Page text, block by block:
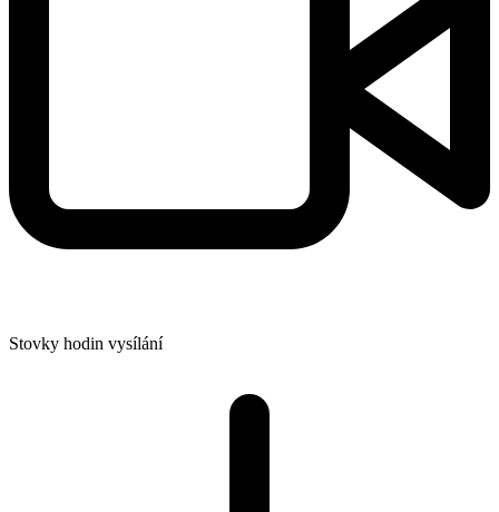
Stovky hodin vysílání